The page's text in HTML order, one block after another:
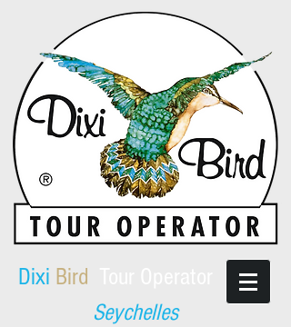
​Dixi Bird
Seychelles